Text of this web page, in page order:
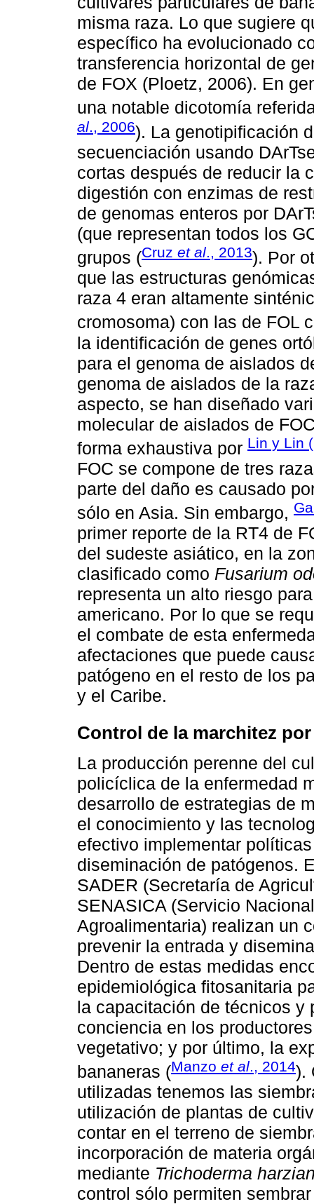
misma raza. Lo que sugiere
específico ha evolucionado
transferencia horizontal de
de FOX (Ploetz, 2006). En
una notable dicotomía
al., 2006). La genotipificación
secuenciación usando
cortas después de reducir la
digestión con enzimas de
de genomas enteros por
(que representan todos los
grupos (Cruz et al., 2013). Por
que las estructuras
raza 4 eran altamente
cromosoma) con las de FOL
la identificación de genes
para el genoma de aislados
genoma de aislados de la
aspecto, se han diseñado
molecular de aislados de
forma exhaustiva por Lin y Lin
FOC se compone de tres
parte del daño es causado
sólo en Asia. Sin embargo,
primer reporte de la RT4 de
del sudeste asiático, en la
clasificado como Fusarium
representa un alto riesgo
americano. Por lo que se
el combate de esta
afectaciones que puede
patógeno en el resto de los
y el Caribe.
Control de la marchitez
La producción perenne del
policíclica de la enfermedad
desarrollo de estrategias de
el conocimiento y las
efectivo implementar
diseminación de patógenos.
SADER (Secretaría de
SENASICA (Servicio
Agroalimentaria) realizan un
prevenir la entrada y
Dentro de estas medidas
epidemiológica fitosanitaria
la capacitación de técnicos y
conciencia en los
vegetativo; y por último, la
bananeras (Manzo et al ., 2014).
utilizadas tenemos las
utilización de plantas de
contar en el terreno de
incorporación de materia
mediante Trichoderma
control sólo permiten